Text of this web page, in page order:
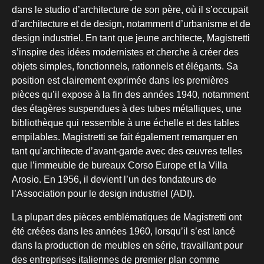
dans le studio d’architecture de son père, où il s’occupait
d’architecture et de design, notamment d’urbanisme et de
design industriel. En tant que jeune architecte, Magistretti
s’inspire des idées modernistes et cherche à créer des
objets simples, fonctionnels, rationnels et élégants. Sa
position est clairement exprimée dans les premières
pièces qu’il expose à la fin des années 1940, notamment
des étagères suspendues à des tubes métalliques, une
bibliothèque qui ressemble à une échelle et des tables
empilables. Magistretti se fait également remarquer en
tant qu’architecte d’avant-garde avec des œuvres telles
que l’immeuble de bureaux Corso Europe et la Villa
Arosio. En 1956, il devient l’un des fondateurs de
l’Association pour le design industriel (ADI).
La plupart des pièces emblématiques de Magistretti ont
été créées dans les années 1960, lorsqu’il s’est lancé
dans la production de meubles en série, travaillant pour
des entreprises italiennes de premier plan comme